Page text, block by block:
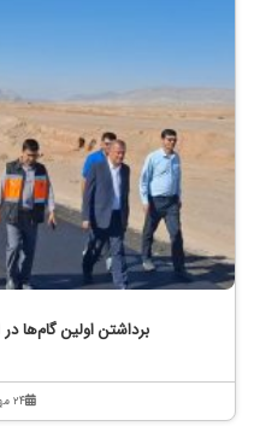
برداشتن اولین گام‌ها
۲۴ مهر ۱۴۰۴